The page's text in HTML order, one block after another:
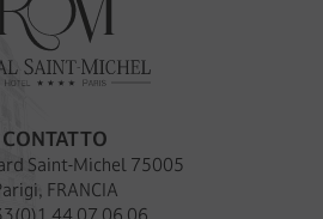
CONTATTO
Saint-Michel 75005
FRANCIA